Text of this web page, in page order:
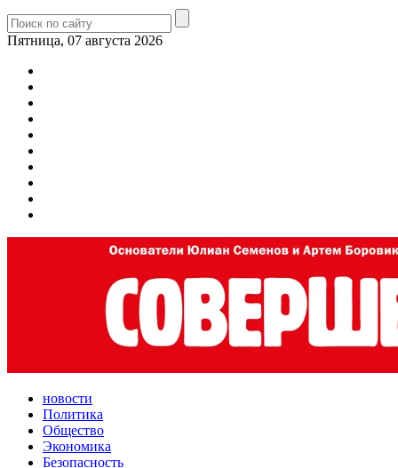
Пятница, 07 августа 2026
новости
Политика
Общество
Экономика
Безопасность